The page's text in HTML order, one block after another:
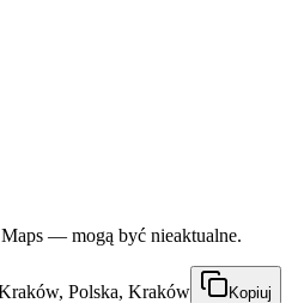
— mogą być nieaktualne.
Polska, Kraków Kopiuj